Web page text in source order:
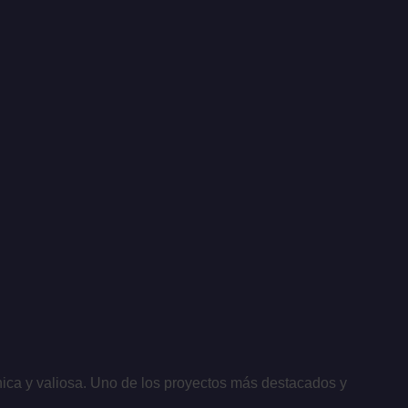
y valiosa. Uno de los proyectos más destacados y